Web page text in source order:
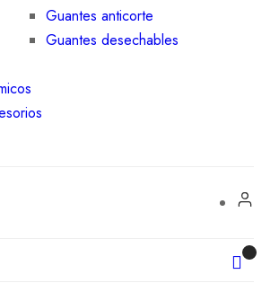
Guantes anticorte
Guantes desechables